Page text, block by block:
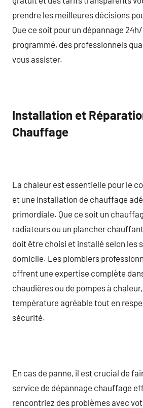
prendre les meilleures décisions
Que ce soit pour un dépannage
programmé, des professionnels
vous assister.
Installation et
Chauffage
La chaleur est essentielle pour le
et une installation de chauffage
primordiale. Que ce soit un
radiateurs ou un plancher
doit être choisi et installé selon les
domicile. Les plombiers
offrent une expertise complète
chaudières ou de pompes à
température agréable tout en
sécurité.
En cas de panne, il est crucial de
service de dépannage chauffage
rencontriez des problèmes avec